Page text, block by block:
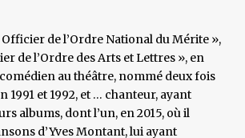
de l’Ordre National du Mérite »,
de l’Ordre des Arts et Lettres », en
comédien au théâtre, nommé deux fois
1991 et 1992, et … chanteur, ayant
albums, dont l’un, en 2015, où il
d’Yves Montant, lui ayant